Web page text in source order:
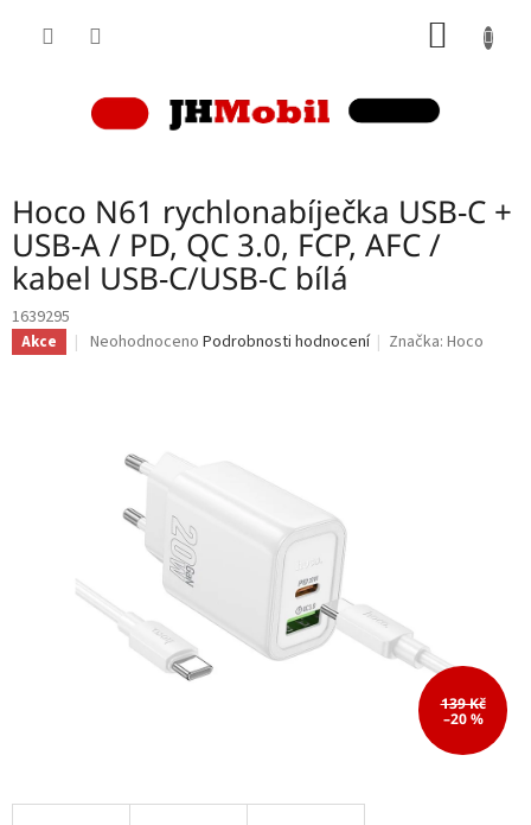
Hoco N61 rychlonabíječka USB-C +
USB-A / PD, QC 3.0, FCP, AFC /
kabel USB-C/USB-C bílá
1639295
Akce
Průměrné
Neohodnoceno Podrobnosti hodnocení Značka:Hoco
139 Kč
–20 %